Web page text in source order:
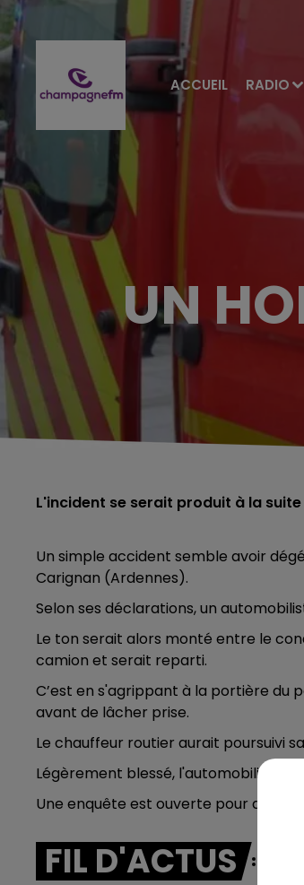
ACCUEIL RADIO
15h00 - 19h00
UN
L'incident se serait produit à la
Un simple accident semble avoir
Carignan (Ardennes).
Selon ses déclarations, un
Le ton serait alors monté entre le
camion et serait reparti.
C’est en s'agrippant à la portière du
avant de lâcher prise.
Le chauffeur routier aurait poursuivi
Légèrement blessé, l'automobiliste a
Une enquête est ouverte pour
FIL D'ACTUS